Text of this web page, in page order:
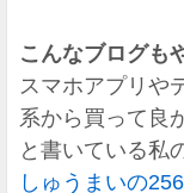
こんなブログも
スマホアプリや
系から買って良
と書いている私
しゅうまいの